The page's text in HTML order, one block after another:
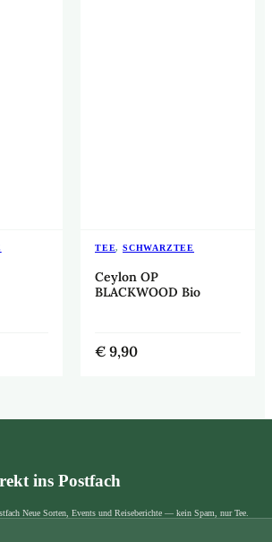
TEE,SCHWARZTEE
Ceylon OP
BLACKWOOD Bio
€ 9,90
ins Postfach
Neue Sorten, Events und Reiseberichte — kein Spam, nur Tee.